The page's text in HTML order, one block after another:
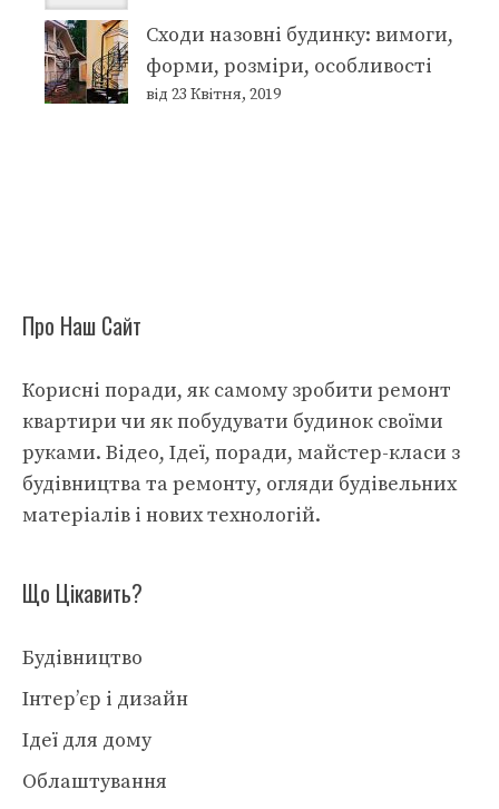
Сходи назовні будинку: вимоги,
форми, розміри, особливості
від 23 Квітня, 2019
Про Наш Сайт
Корисні поради, як самому зробити ремонт
квартири чи як побудувати будинок своїми
руками. Відео, Ідеї, поради, майстер-класи з
будівництва та ремонту, огляди будівельних
матеріалів і нових технологій.
Що Цікавить?
Будівництво
Інтер’єр і дизайн
Ідеї для дому
Облаштування